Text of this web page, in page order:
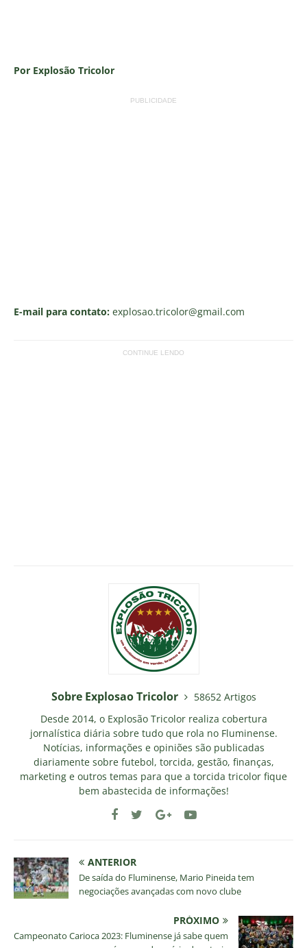
Por Explosão Tricolor
PUBLICIDADE
E-mail para contato: explosao.tricolor@gmail.com
CONTINUE LENDO
Sobre Explosao Tricolor
58652 Artigos
Desde 2014, o Explosão Tricolor realiza cobertura
jornalística diária sobre tudo que rola no Fluminense.
Notícias, informações e opiniões são publicadas
diariamente sobre futebol, torcida, gestão, finanças,
marketing e outros temas para que a torcida tricolor fique
bem abastecida de informações!
ANTERIOR
De saída do Fluminense, Mario Pineida tem
negociações avançadas com novo clube
PRÓXIMO
Campeonato Carioca 2023: Fluminense já sabe quem